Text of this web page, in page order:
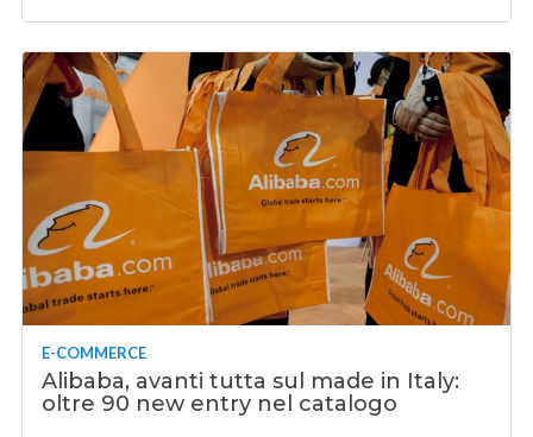
E-COMMERCE
Alibaba, avanti tutta sul made in Italy:
oltre 90 new entry nel catalogo